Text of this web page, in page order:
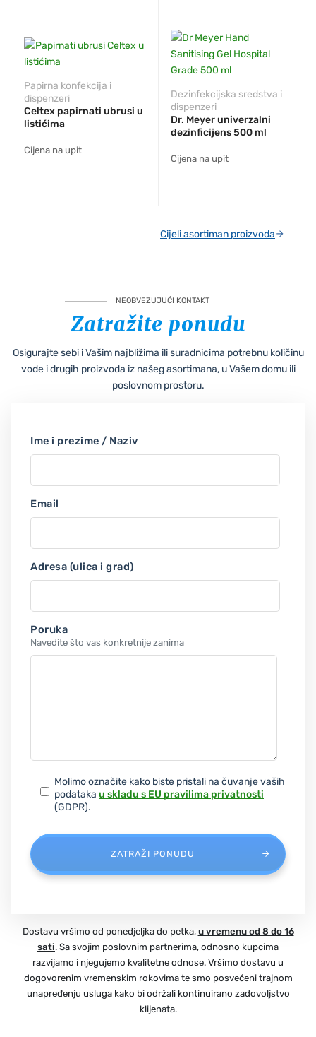
Papirna konfekcija i
dispenzeri
Celtex papirnati ubrusi u
listićima
Cijena na upit
Dezinfekcijska sredstva i
dispenzeri
Dr. Meyer univerzalni
dezinficijens 500 ml
Cijena na upit
Cijeli asortiman proizvoda
NEOBVEZUJUĆI KONTAKT
Zatražite ponudu
Osigurajte sebi i Vašim najbližima ili suradnicima potrebnu količinu
vode i drugih proizvoda iz našeg asortimana, u Vašem domu ili
poslovnom prostoru.
Ime i prezime / Naziv
Email
Adresa (ulica i grad)
Poruka
Navedite što vas konkretnije zanima
Molimo označite kako biste pristali na čuvanje vaših
podataka u skladu s EU pravilima privatnosti
(GDPR).
ZATRAŽI PONUDU
Dostavu vršimo od ponedjeljka do petka, u vremenu od 8 do 16
sati. Sa svojim poslovnim partnerima, odnosno kupcima
razvijamo i njegujemo kvalitetne odnose. Vršimo dostavu u
dogovorenim vremenskim rokovima te smo posvećeni trajnom
unapređenju usluga kako bi održali kontinuirano zadovoljstvo
klijenata.